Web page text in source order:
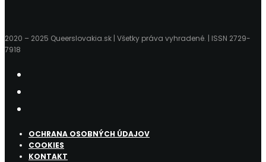
2020 – 2025 Queerslovakia.sk | Všetky práva vyhradené. | ISSN 2729-
7918
OCHRANA OSOBNÝCH ÚDAJOV
COOKIES
KONTAKT